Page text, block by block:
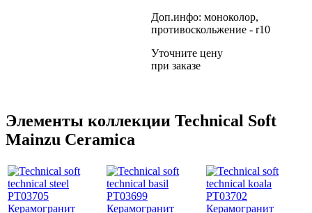
Доп.инфо: моноколор,
противоскольжение - r10
Уточните цену
при заказе
Элементы коллекции Technical Soft
Mainzu Ceramica